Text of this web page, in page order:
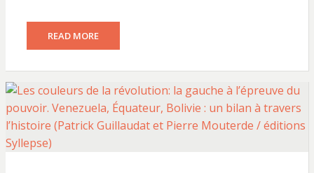
READ MORE